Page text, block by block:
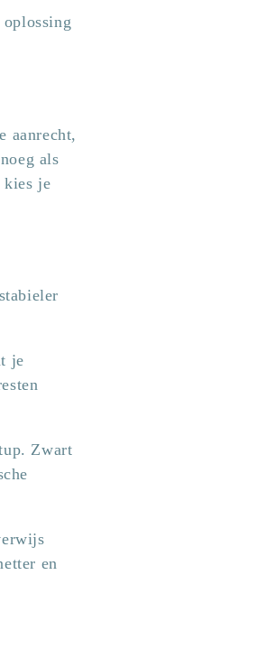
aanrecht,
als
kies je
je
Zwart
en